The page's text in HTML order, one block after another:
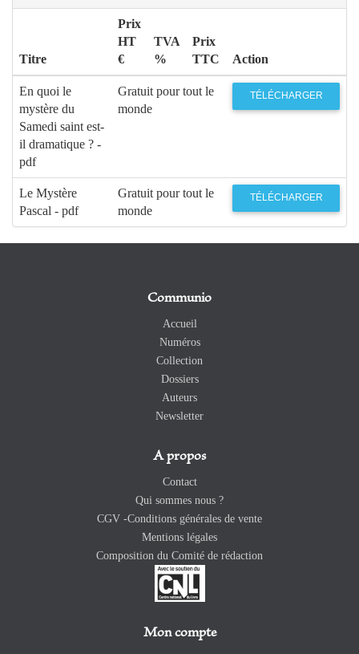
Titre
Prix
HT
€
TVA
%
Prix
TTC
Action
En quoi le
mystère du
Samedi saint est-
il dramatique ? -
pdf
Gratuit pour tout le
monde
TÉLÉCHARGER
Le Mystère
Pascal - pdf
Gratuit pour tout le
monde
TÉLÉCHARGER
Communio
Accueil
Numéros
Collection
Dossiers
Auteurs
Newsletter
A propos
Contact
Qui sommes nous ?
CGV -Conditions générales de vente
Mentions légales
Composition du Comité de rédaction
Mon compte